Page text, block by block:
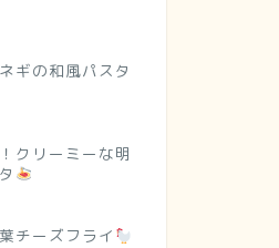
ギの和風パスタ
クリーミーな明
チーズフライ